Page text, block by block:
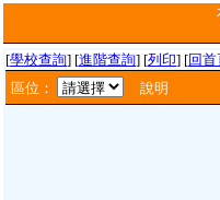
[學校查詢] [進階查詢] [列印] [回首
區位：
說明